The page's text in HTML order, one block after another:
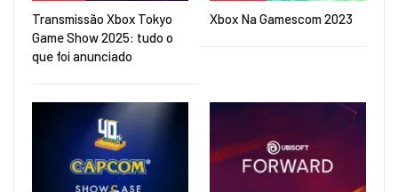
Transmissão Xbox Tokyo
Game Show 2025: tudo o
que foi anunciado
Xbox Na Gamescom 2023